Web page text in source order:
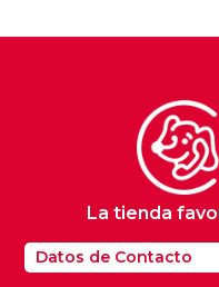
Datos de Contacto
La tienda